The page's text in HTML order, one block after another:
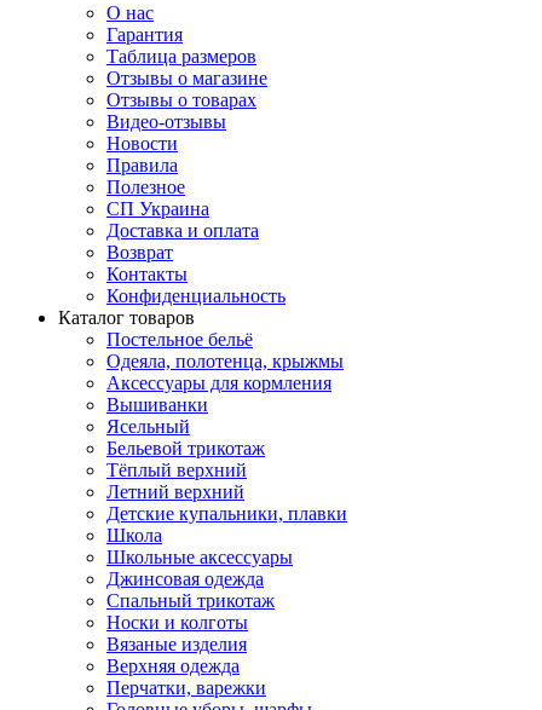
О нас
Гарантия
Таблица размеров
Отзывы о магазине
Отзывы о товарах
Видео-отзывы
Новости
Правила
Полезное
СП Украина
Доставка и оплата
Возврат
Контакты
Конфиденциальность
Каталог товаров
Постельное бельё
Одеяла, полотенца, крыжмы
Аксессуары для кормления
Вышиванки
Ясельный
Бельевой трикотаж
Тёплый верхний
Летний верхний
Детские купальники, плавки
Школа
Школьные аксессуары
Джинсовая одежда
Спальный трикотаж
Носки и колготы
Вязаные изделия
Верхняя одежда
Перчатки, варежки